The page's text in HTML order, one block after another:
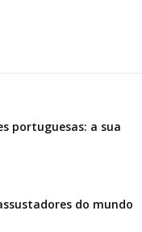
portuguesas: a sua
do mundo